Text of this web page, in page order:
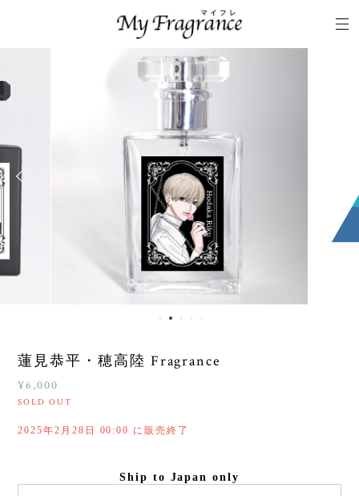
蓮見恭平・穂高陸 Fragrance
¥6,000
SOLD OUT
2025年2月28日 00:00 に販売終了
Ship to Japan only